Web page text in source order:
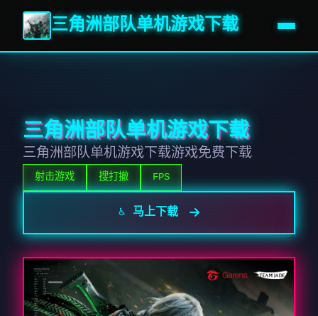
三角洲部队单机游戏下载
三角洲部队单机游戏下载
三角洲部队单机游戏下载游戏免费下载
射击游戏 搜打撤 FPS
♿ 马上下载